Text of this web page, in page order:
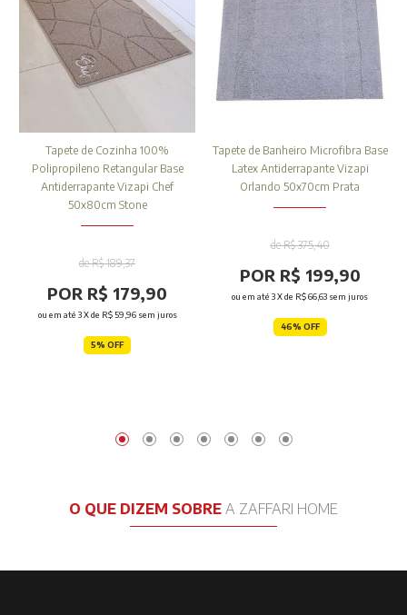
Tapete de Cozinha 100%
Polipropileno Retangular Base
Antiderrapante Vizapi Chef
50x80cm Stone
de R$ 189,37
POR R$ 179,90
ou em até 3X de R$ 59,96sem juros
5% OFF
Tapete de Banheiro Microfibra Base
Latex Antiderrapante Vizapi
Orlando 50x70cm Prata
de R$ 375,40
POR R$ 199,90
ou em até 3X de R$ 66,63 sem juros
46% OFF
O QUE DIZEM SOBRE A ZAFFARI HOME